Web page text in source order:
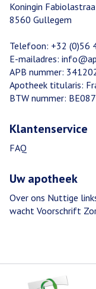
Koningin
8560 Gullegem
Telefoon: +32 (0)56
E-mailadres: info@
APB nummer:
Apotheek titularis:
BTW nummer:
Klantenservice
FAQ
Uw apotheek
Over ons Nuttige
wacht Voorschrift